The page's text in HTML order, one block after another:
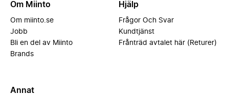
Om Miinto
Om miinto.se
Jobb
Bli en del av Miinto
Brands
Hjälp
Frågor Och Svar
Kundtjänst
Frånträd avtalet här (Returer)
Annat